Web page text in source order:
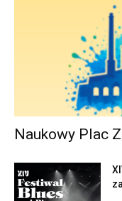
Naukowy Plac